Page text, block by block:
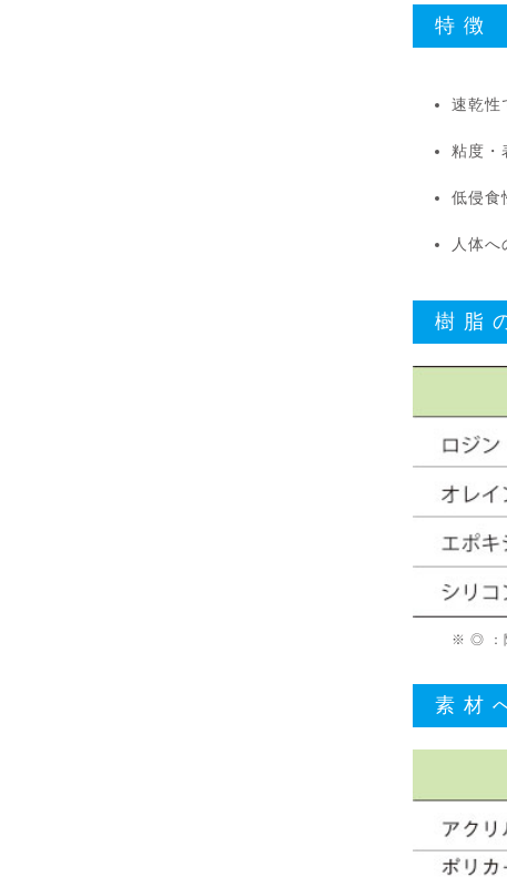
特徴
速乾性
粘度・
低侵食
人体
樹脂
※ ◎ ：
素材